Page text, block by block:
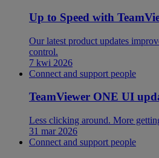
Up to Speed with
Our latest product updates
control.
7 kwi 2026
Connect and support people
TeamViewer ONE UI
Less clicking around. More
31 mar 2026
Connect and support people